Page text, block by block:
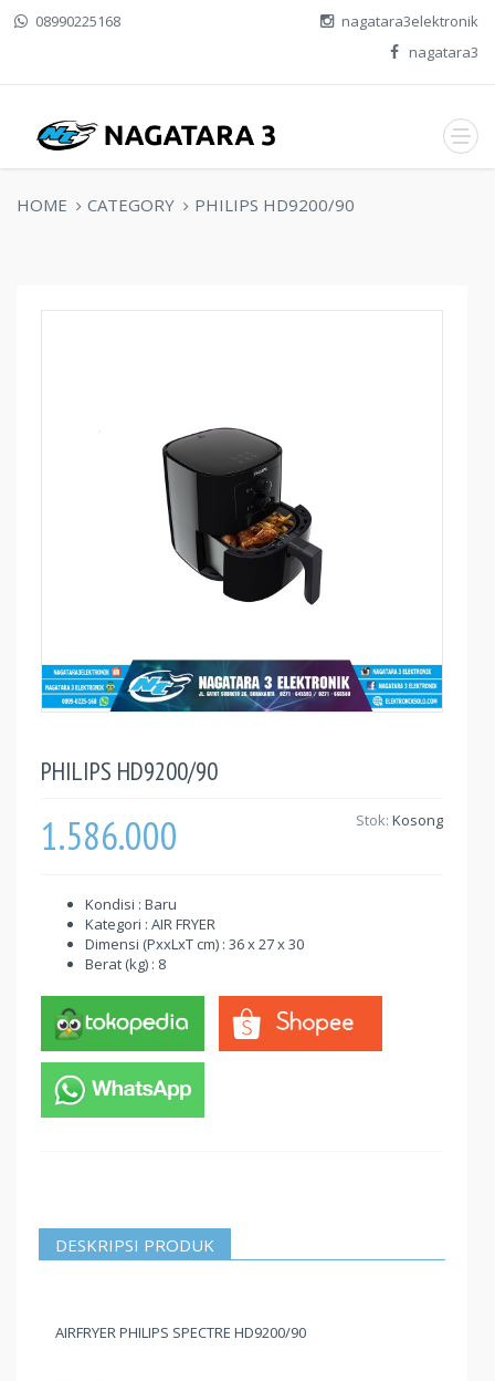
08990225168
nagatara3elektronik
nagatara3
HOME CATEGORY PHILIPS HD9200/90
PHILIPS HD9200/90
1.586.000 Stok: Kosong
Kondisi : Baru
Kategori : AIR FRYER
Dimensi (PxxLxT cm) : 36 x 27 x 30
Berat (kg) : 8
DESKRIPSI PRODUK
AIRFRYER PHILIPS SPECTRE HD9200/90